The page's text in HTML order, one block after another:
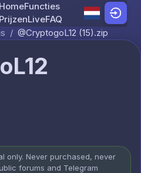
Skip to content
HomeFuncties
PrijzenLiveFAQ
/ @CryptogoL12 (15).zip
only. Never purchased, never
forums and Telegram